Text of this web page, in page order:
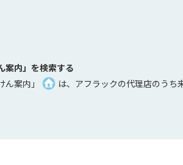
案内」を検索する
案内」
は、アフラックの代理店のうち